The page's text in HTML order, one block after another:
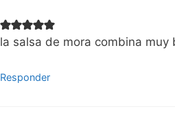
la salsa de mora combina muy
Responder